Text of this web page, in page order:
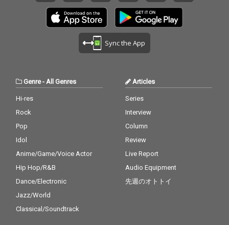
Sync the App
Genre- All Genres
Hi-res
Rock
Pop
Idol
Anime/Game/Voice Actor
Hip Hop/R&B
Dance/Electronic
Jazz/World
Classical/Soundtrack
Articles
Series
Interview
Column
Review
Live Report
Audio Equipment
先週のオトトイ